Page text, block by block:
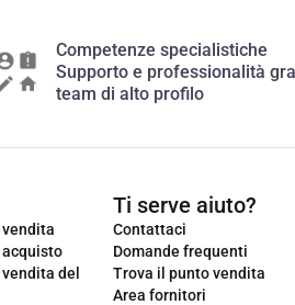
Competenze specialistiche
Supporto e professionalità
team di alto profilo
del
Ti serve aiuto?
Contattaci
Domande frequenti
Trova il punto vendita
Area fornitori